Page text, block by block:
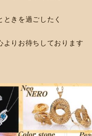
きを過ごしたく
よりお待ちしております